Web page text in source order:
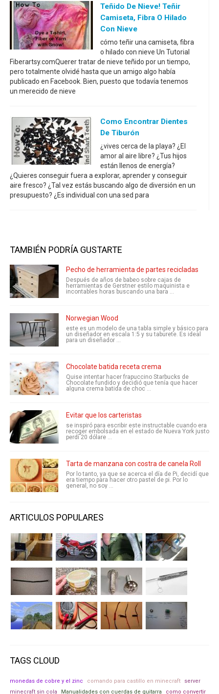
Teñido De Nieve! Teñir
Camiseta, Fibra O Hilado
Con Nieve
cómo teñir una camiseta, fibra
o hilado con nieve Un Tutorial
Fiberartsy.comQuerer tratar de nieve teñido por un tiempo,
pero totalmente olvidé hasta que un amigo algo había
publicado en Facebook. Bien, puesto que todavía tenemos
un merecido de nieve
Como Encontrar Dientes
De Tiburón
¿vives cerca de la playa? ¿El
amor al aire libre? ¿Tus hijos
están llenos de energía?
¿Quieres conseguir fuera a explorar, aprender y conseguir
aire fresco? ¿Tal vez estás buscando algo de diversión en un
presupuesto? ¿Es individual con una sed para
TAMBIÉN PODRÍA GUSTARTE
Pecho de herramienta de partes recicladas
Después de años de babeo sobre cajas de
herramientas de Gerstner estilo maquinista e
incontables horas buscando una bara ...
Norwegian Wood
este es un modelo de una tabla simple y básico para
un diseñador en escala 1:5 y su taburete. Es ideal
para un diseñador ...
Chocolate batida receta crema
Quise intentar hacer frapuccino Starbucks de
Chocolate fundido y decidió que tenía que hacer
alguna crema batida de choc ...
Evitar que los carteristas
se inspiró para escribir este instructable cuando era
recoger embolsada en el estado de Nueva York justo
perdí 20 dólare ...
Tarta de manzana con costra de canela Roll
Por lo tanto, ya que se acerca el día de Pi, decidí que
era tiempo para hacer otro pastel de pi. Por lo
general, no soy ...
ARTICULOS POPULARES
TAGS CLOUD
monedas de cobre y el zinc comando para castillo en minecraft
server
minecraft sin cola
Manualidades con cuerdas de guitarra como convertir